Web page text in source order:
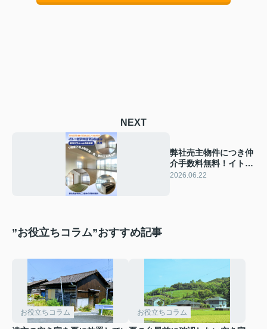
NEXT
弊社売主物件につき仲
介手数料無料！イトー
ピア向日マンションA
2026.06.22
”お役立ちコラム”おすすめ記事
お役立ちコラム お役立ちコラム